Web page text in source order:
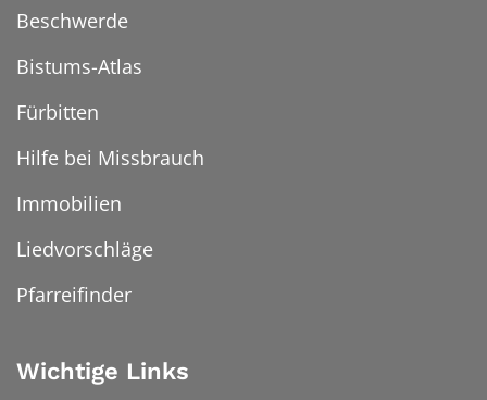
Beschwerde
Bistums-Atlas
Fürbitten
Hilfe bei Missbrauch
Immobilien
Liedvorschläge
Pfarreifinder
Wichtige Links